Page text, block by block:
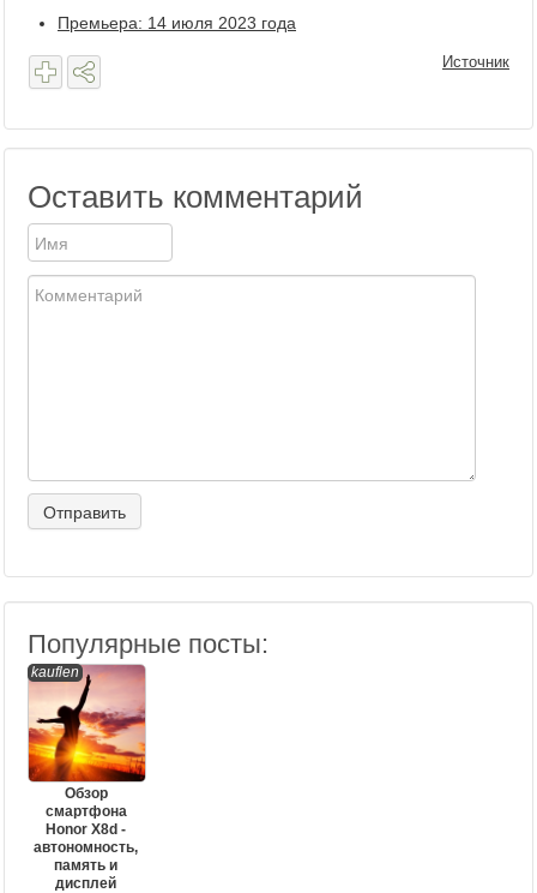
Премьера: 14 июля 2023 года
Источник
Оставить комментарий
Популярные посты:
kauflen
Обзор
смартфона
Honor X8d -
автономность,
память и
дисплей